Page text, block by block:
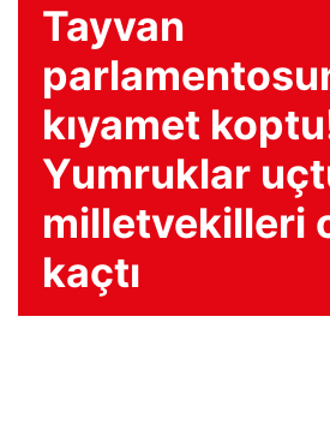
Tayvan
kıyamet
Yumruklar
milletvekilleri
kaçtı